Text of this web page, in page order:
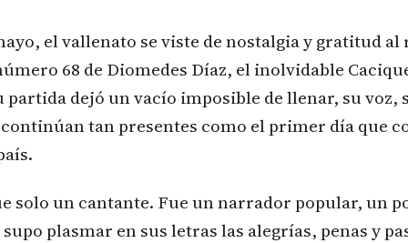
el vallenato se viste de nostalgia y gratitud
68 de Diomedes Díaz, el inolvidable
partida dejó un vacío imposible de llenar, su voz,
tan presentes como el primer día que
solo un cantante. Fue un narrador popular, un
plasmar en sus letras las alegrías, penas y